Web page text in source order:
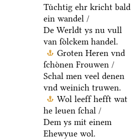
Tuͤchtig ehr kricht bald
ein wandel /
De Werldt ys nu vull
van ſoͤlckem handel.
Groten Heren vnd
ſchoͤnen Frouwen /
Schal men veel denen
vnd weinich truwen.
Wol leeff hefft wat
he leuen ſchal /
Dem ys mit einem
Ehewyue wol.